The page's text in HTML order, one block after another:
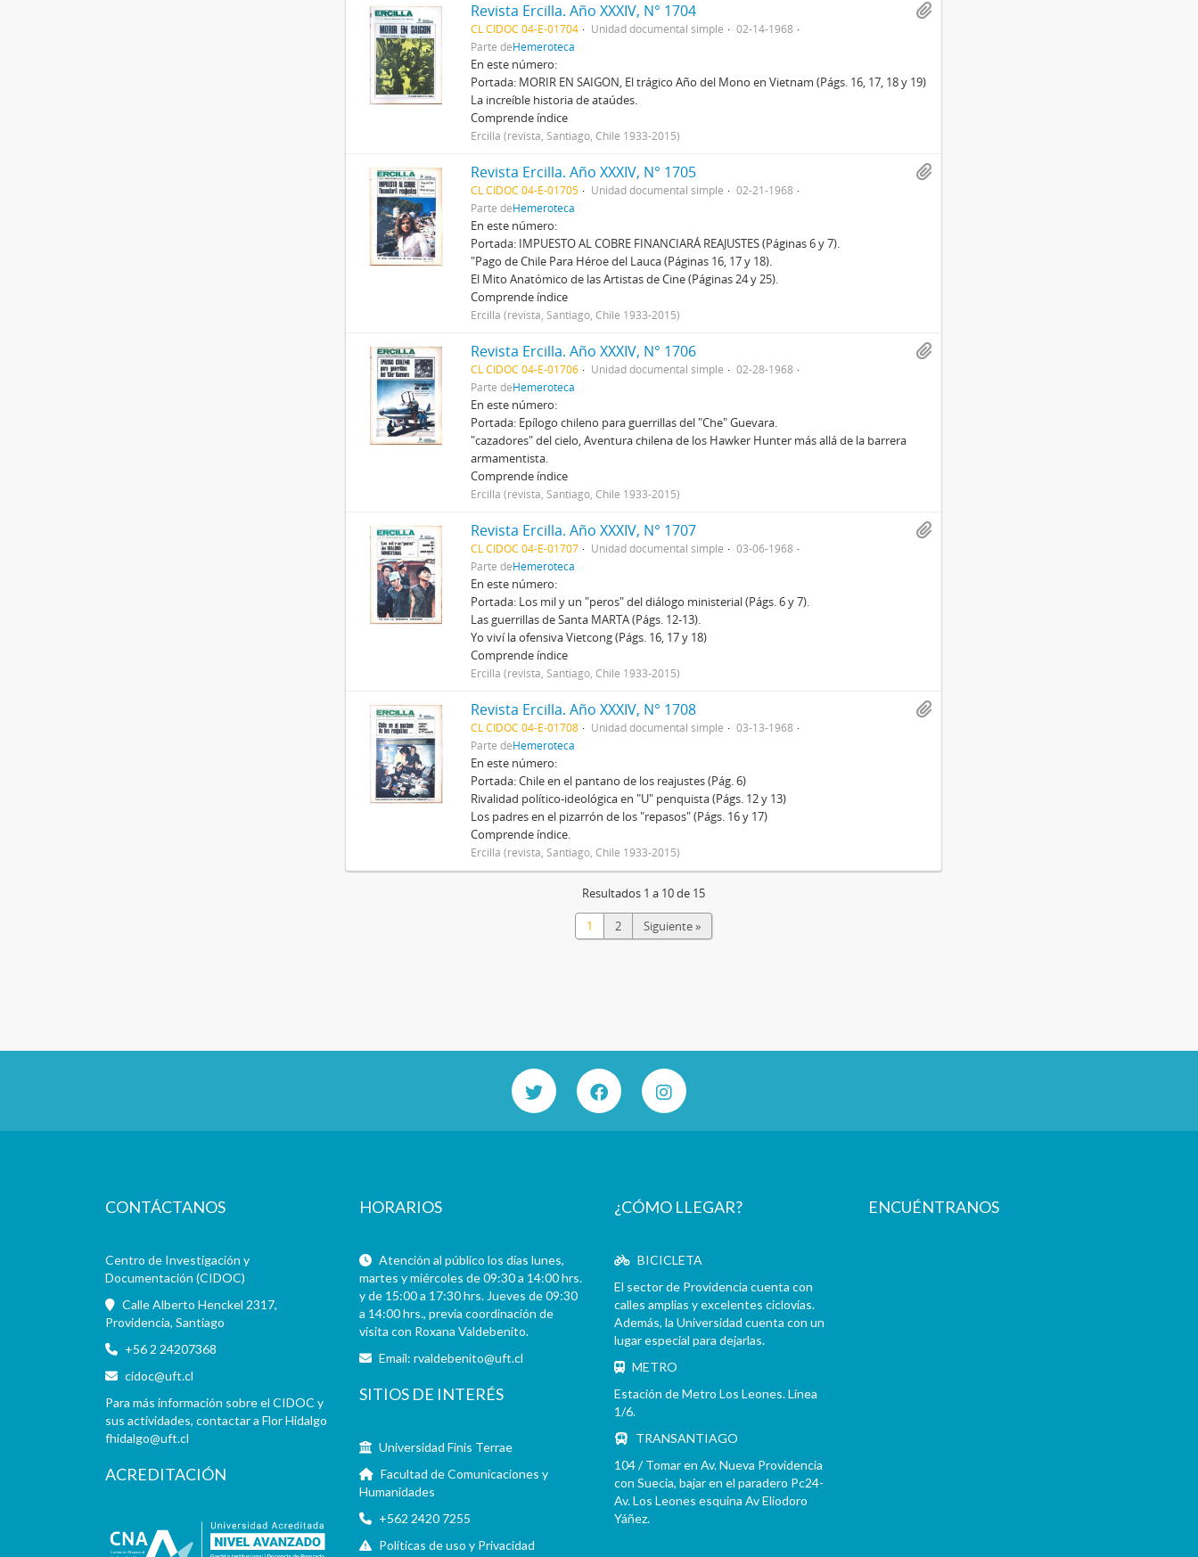
Revista Ercilla. Año XXXIV, N° 1704
CL CIDOC 04-E-01704 Unidad documental simple
02-14-1968
Parte deHemeroteca
En este número:
Portada: MORIR EN SAIGON, El trágico Año del Mono en Vietnam (Págs. 16, 17, 18 y 19)
La increíble historia de ataúdes.
Comprende índice
Ercilla (revista, Santiago, Chile 1933-2015)
Revista Ercilla. Año XXXIV, N° 1705
CL CIDOC 04-E-01705 Unidad documental simple
02-21-1968
Parte deHemeroteca
En este número:
Portada: IMPUESTO AL COBRE FINANCIARÁ REAJUSTES (Páginas 6 y 7).
"Pago de Chile Para Héroe del Lauca (Páginas 16, 17 y 18).
El Mito Anatómico de las Artistas de Cine (Páginas 24 y 25).
Comprende índice
Ercilla (revista, Santiago, Chile 1933-2015)
Revista Ercilla. Año XXXIV, N° 1706
CL CIDOC 04-E-01706 Unidad documental simple
02-28-1968
Parte deHemeroteca
En este número:
Portada: Epílogo chileno para guerrillas del "Che" Guevara.
"cazadores" del cielo, Aventura chilena de los Hawker Hunter más allá de la barrera
armamentista.
Comprende índice
Ercilla (revista, Santiago, Chile 1933-2015)
Revista Ercilla. Año XXXIV, N° 1707
CL CIDOC 04-E-01707 Unidad documental simple
03-06-1968
Parte deHemeroteca
En este número:
Portada: Los mil y un "peros" del diálogo ministerial (Págs. 6 y 7).
Las guerrillas de Santa MARTA (Págs. 12-13).
Yo viví la ofensiva Vietcong (Págs. 16, 17 y 18)
Comprende índice
Ercilla (revista, Santiago, Chile 1933-2015)
Revista Ercilla. Año XXXIV, N° 1708
CL CIDOC 04-E-01708 Unidad documental simple
03-13-1968
Parte deHemeroteca
En este número:
Portada: Chile en el pantano de los reajustes (Pág. 6)
Rivalidad político-ideológica en "U" penquista (Págs. 12 y 13)
Los padres en el pizarrón de los "repasos" (Págs. 16 y 17)
Comprende índice.
Ercilla (revista, Santiago, Chile 1933-2015)
Resultados 1 a 10 de 15
1 2 Siguiente »
CONTÁCTANOS
Centro de Investigación y
Documentación (CIDOC)
Calle Alberto Henckel 2317,
Providencia, Santiago
+56 2 24207368
cidoc@uft.cl
Para más información sobre el CIDOC y
sus actividades, contactar a Flor Hidalgo
fhidalgo@uft.cl
ACREDITACIÓN
HORARIOS
Atención al público los días lunes,
martes y miércoles de 09:30 a 14:00 hrs.
y de 15:00 a 17:30 hrs. Jueves de 09:30
a 14:00 hrs., previa coordinación de
visita con Roxana Valdebenito.
Email:rvaldebenito@uft.cl
SITIOS DE INTERÉS
Universidad Finis Terrae
Facultad de Comunicaciones y
Humanidades
+562 2420 7255
Políticas de uso y Privacidad
¿CÓMO LLEGAR?
BICICLETA
El sector de Providencia cuenta con
calles amplias y excelentes ciclovías.
Además, la Universidad cuenta con un
lugar especial para dejarlas.
METRO
Estación de Metro Los Leones. Línea
1/6.
TRANSANTIAGO
104 / Tomar en Av. Nueva Providencia
con Suecia, bajar en el paradero Pc24-
Av. Los Leones esquina Av Eliodoro
Yáñez.
ENCUÉNTRANOS